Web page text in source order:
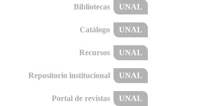
Bibliotecas UNAL
Catálogo UNAL
Recursos UNAL
Repositorio institucional UNAL
Portal de revistas UNAL